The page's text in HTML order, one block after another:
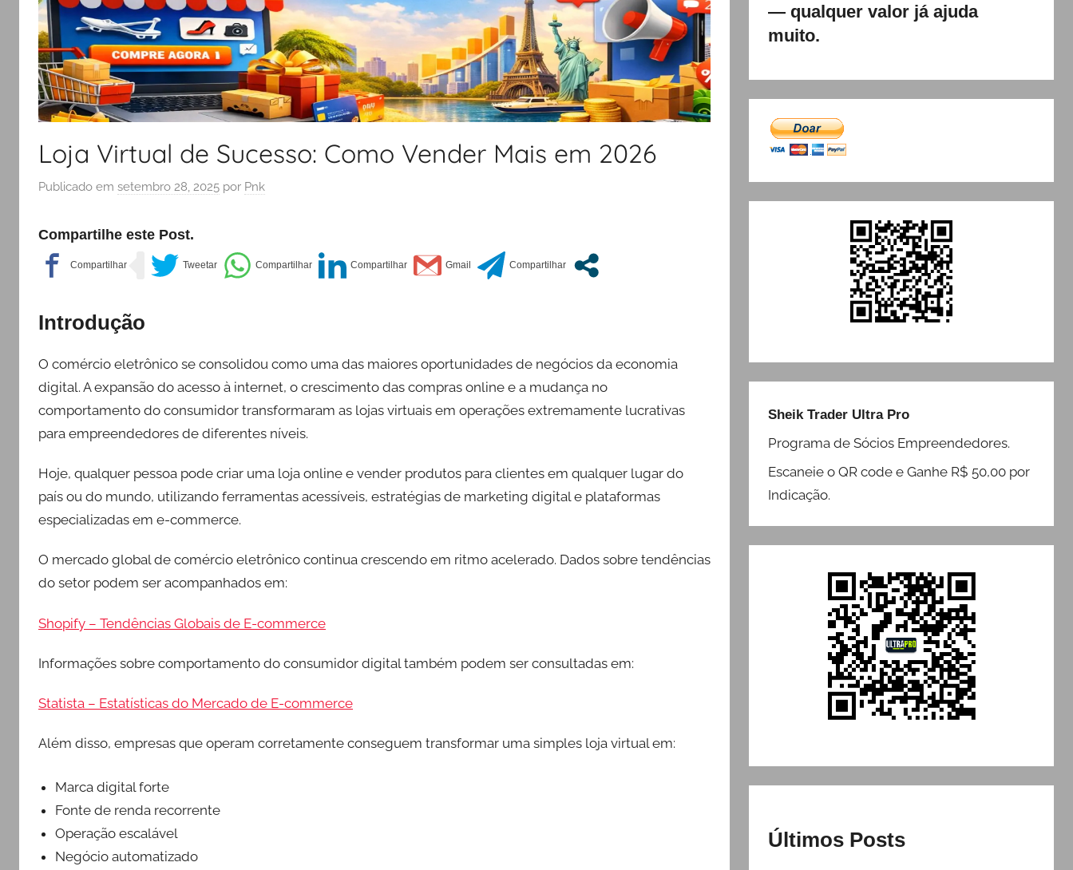
Loja Virtual de Sucesso: Como Vender Mais em 2026
Publicado em setembro 28, 2025 por Pnk
Compartilhe este Post.
Introdução
O comércio eletrônico se consolidou como uma das maiores oportunidades de negócios da economia
digital. A expansão do acesso à internet, o crescimento das compras online e a mudança no
comportamento do consumidor transformaram as lojas virtuais em operações extremamente lucrativas
para empreendedores de diferentes níveis.
Hoje, qualquer pessoa pode criar uma loja online e vender produtos para clientes em qualquer lugar do
país ou do mundo, utilizando ferramentas acessíveis, estratégias de marketing digital e plataformas
especializadas em e-commerce.
O mercado global de comércio eletrônico continua crescendo em ritmo acelerado. Dados sobre tendências
do setor podem ser acompanhados em:
Shopify – Tendências Globais de E-commerce
Informações sobre comportamento do consumidor digital também podem ser consultadas em:
Statista – Estatísticas do Mercado de E-commerce
Além disso, empresas que operam corretamente conseguem transformar uma simples loja virtual em:
Marca digital forte
Fonte de renda recorrente
Operação escalável
Negócio automatizado
— qualquer valor já ajuda
muito.
Sheik Trader Ultra Pro
Programa de Sócios Empreendedores.
Escaneie o QR code e Ganhe R$ 50,00 por
Indicação.
Últimos Posts